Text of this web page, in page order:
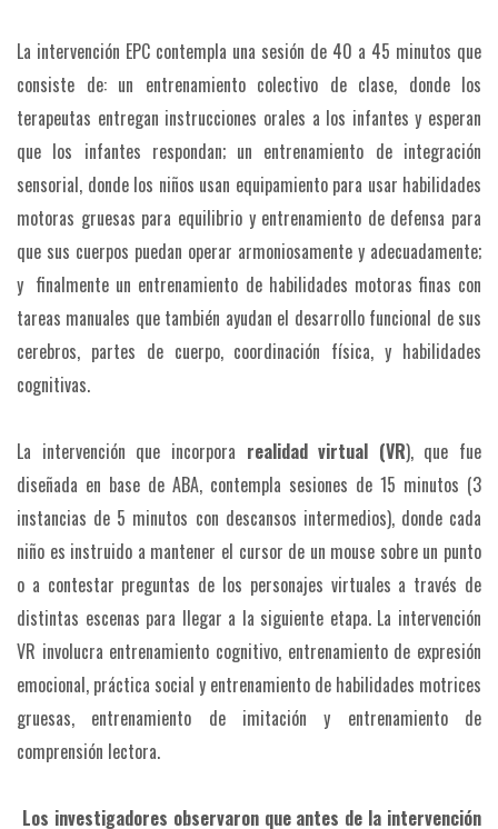
La intervención EPC contempla una sesión de 40 a 45 minutos que
consiste de: un entrenamiento colectivo de clase, donde los
terapeutas entregan instrucciones orales a los infantes y esperan
que los infantes respondan; un entrenamiento de integración
sensorial, donde los niños usan equipamiento para usar habilidades
motoras gruesas para equilibrio y entrenamiento de defensa para
que sus cuerpos puedan operar armoniosamente y adecuadamente;
y finalmente un entrenamiento de habilidades motoras finas con
tareas manuales que también ayudan el desarrollo funcional de sus
cerebros, partes de cuerpo, coordinación física, y habilidades
cognitivas.
La intervención que incorpora realidad virtual (VR), que fue
diseñada en base de ABA, contempla sesiones de 15 minutos (3
instancias de 5 minutos con descansos intermedios), donde cada
niño es instruido a mantener el cursor de un mouse sobre un punto
o a contestar preguntas de los personajes virtuales a través de
distintas escenas para llegar a la siguiente etapa. La intervención
VR involucra entrenamiento cognitivo, entrenamiento de expresión
emocional, práctica social y entrenamiento de habilidades motrices
gruesas, entrenamiento de imitación y entrenamiento de
comprensión lectora.
Los investigadores observaron que antes de la intervención